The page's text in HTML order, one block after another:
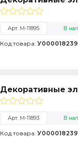
Арт. M-11895 В
Код товара:
Декоративные
Арт. M-11893 В
Код товара: